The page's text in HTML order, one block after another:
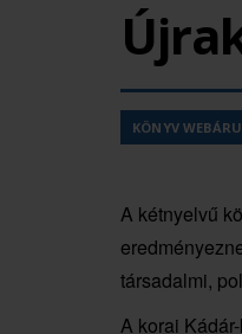
KÖNYV
A kétnyelvű
társadalmi,
A korai